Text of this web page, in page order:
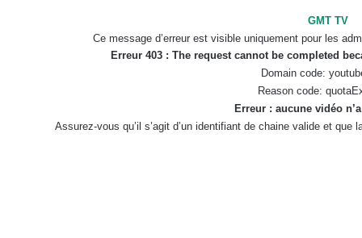
GMT TV
Ce message d’erreur est visible uniquement pour les
Erreur 403 : The request cannot be completed
Domain code:
Reason code:
Erreur : aucune vidéo
Assurez-vous qu’il s’agit d’un identifiant de chaine valide et